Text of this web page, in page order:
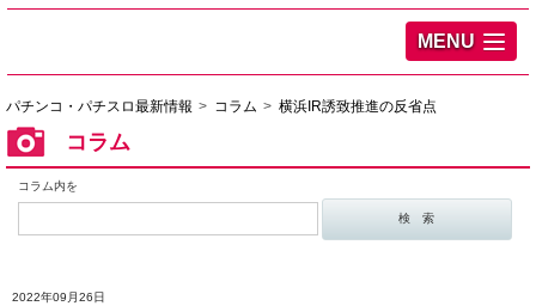
MENU
パチンコ・パチスロ最新情報 コラム 横浜IR誘致推進の反省点
コラム
コラム内を
2022年09月26日